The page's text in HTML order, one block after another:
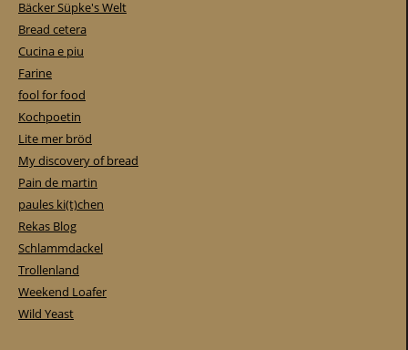
Bäcker Süpke's Welt
Bread cetera
Cucina e piu
Farine
fool for food
Kochpoetin
Lite mer bröd
My discovery of bread
Pain de martin
paules ki(t)chen
Rekas Blog
Schlammdackel
Trollenland
Weekend Loafer
Wild Yeast